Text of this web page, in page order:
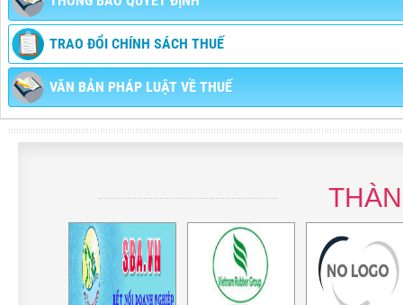
TRAO ĐỔI CHÍNH SÁCH THUẾ
VĂN BẢN PHÁP LUẬT VỀ THUẾ